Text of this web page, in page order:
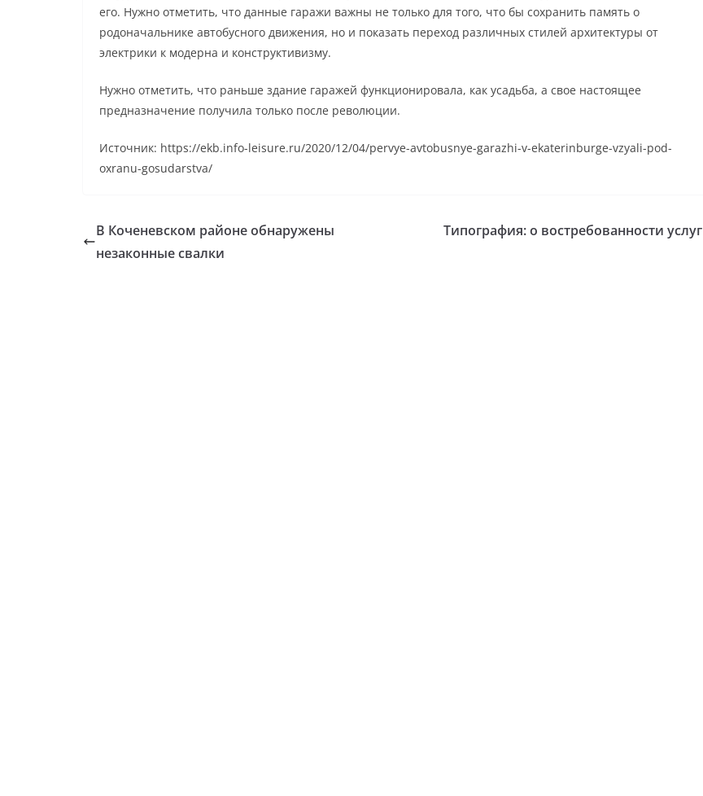
его. Нужно отметить, что данные гаражи важны не только для того, что бы сохранить память о
родоначальнике автобусного движения, но и показать переход различных стилей архитектуры от
электрики к модерна и конструктивизму.
Нужно отметить, что раньше здание гаражей функционировала, как усадьба, а свое настоящее
предназначение получила только после революции.
Источник: https://ekb.info-leisure.ru/2020/12/04/pervye-avtobusnye-garazhi-v-ekaterinburge-vzyali-pod-
oxranu-gosudarstva/
В Коченевском районе обнаружены
незаконные свалки
Типография: о востребованности услуг